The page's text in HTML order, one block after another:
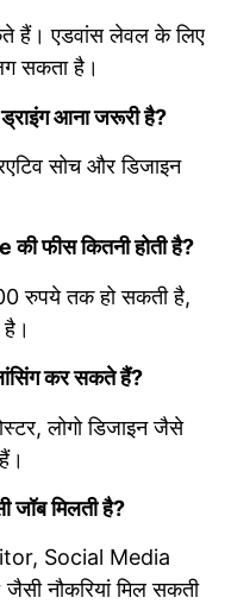
हैं। एडवांस लेवल के लिए
सकता है।
आना जरूरी है?
सोच और डिजाइन
फीस कितनी होती है?
रुपये तक हो सकती है,
है।
कर सकते हैं?
लोगो डिजाइन जैसे
मिलती है?
Social Media
नौकरियां मिल सकती